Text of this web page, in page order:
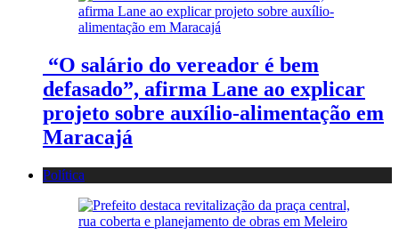
“O salário do vereador é bem
defasado”, afirma Lane ao explicar
projeto sobre auxílio-alimentação em
Maracajá
Política